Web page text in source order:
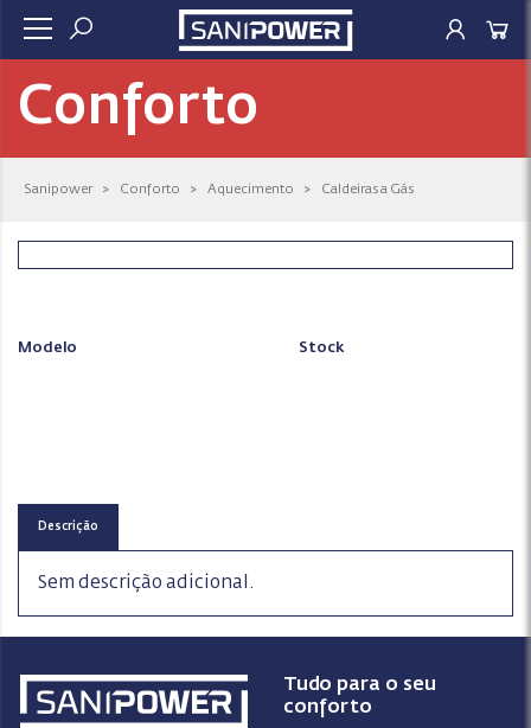
Conforto
Sanipower > Conforto > Aquecimento > Caldeiras a Gás
Modelo Stock
Descrição
Sem descrição adicional.
Tudo para o seu
conforto